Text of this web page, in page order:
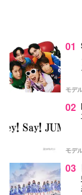
01
モデ
02
モデ
03